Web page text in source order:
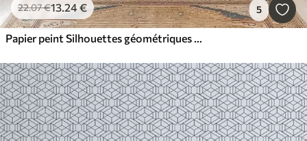
22.07€13.24€ 5
Papier peint Silhouettes géométriques de feuilles, brun caramel sur fond beige